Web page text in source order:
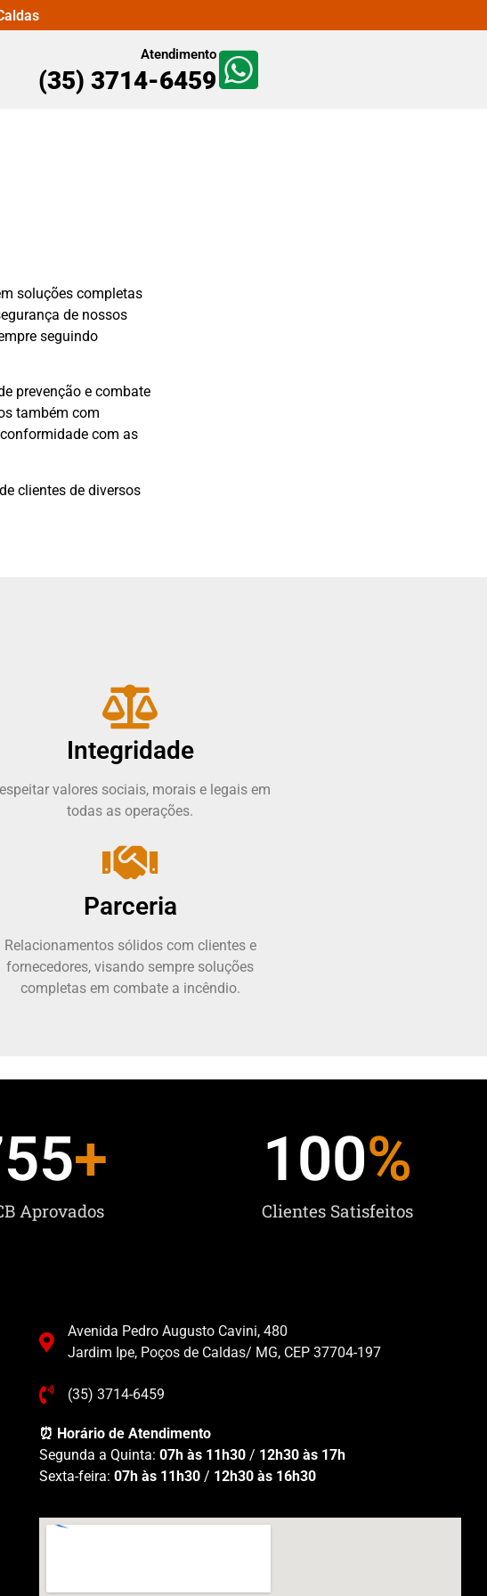
Atendimento
(35) 3714-6459
soluções completas
de nossos
seguindo
prevenção e combate
também com
com as
clientes de diversos
Integridade
valores sociais, morais e legais em
todas as operações.
Parceria
Relacionamentos sólidos com clientes e
fornecedores, visando sempre soluções
completas em combate a incêndio.
Aprovados
+
Clientes Satisfeitos
100%
Avenida Pedro Augusto Cavini, 480
Jardim Ipe, Poços de Caldas/ MG, CEP 37704-197
(35) 3714-6459
⏰ Horário de Atendimento
Segunda a Quinta: 07h às 11h30/ 12h30 às 17h
Sexta-feira: 07h às 11h30/ 12h30 às 16h30